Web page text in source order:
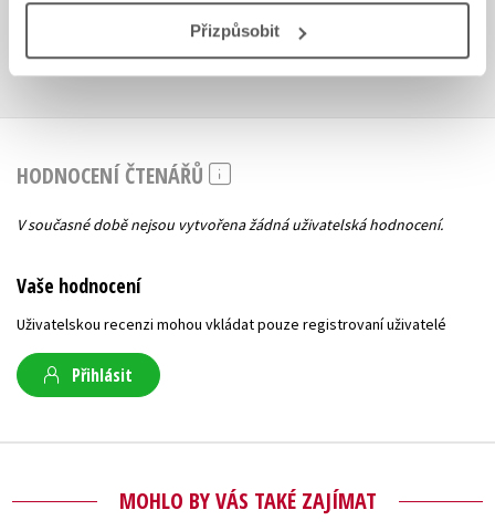
Přizpůsobit
Ukázka.pdf
HODNOCENÍ ČTENÁŘŮ
V současné době nejsou vytvořena žádná uživatelská hodnocení.
Vaše hodnocení
Uživatelskou recenzi mohou vkládat pouze registrovaní uživatelé
Přihlásit
MOHLO BY VÁS TAKÉ ZAJÍMAT